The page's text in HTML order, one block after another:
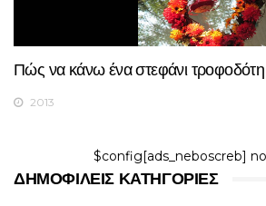
Πώς να κάνω ένα στεφάνι
2013
$config[ads_neboscreb]
ΔΗΜΟΦΙΛΕΊΣ ΚΑΤΗΓΟΡΊΕΣ